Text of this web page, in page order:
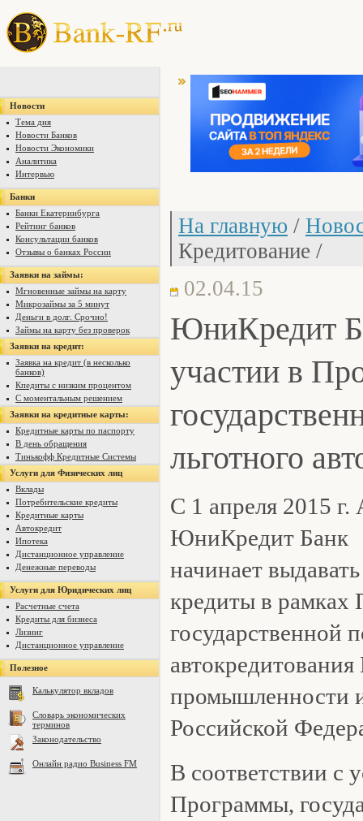
Новости
Тема дня
Новости Банков
Новости Экономики
Аналитика
Интервью
Банки
Банки Екатеринбурга
Рейтинг банков
Консультации банков
Отзывы о банках России
Заявки на займы:
Мгновенные займы на карту
Микрозаймы за 5 минут
Деньги в долг. Срочно!
Займы на карту без проверок
Заявки на кредит:
Заявка на кредит (в несколько
банков)
Кпедиты с низким процентом
С моментальным решением
Заявки на кредитные карты:
Кредитные карты по паспорту
В день обращения
Тинькофф Кредитные Системы
Услуги для Физических лиц
Вклады
Потребительские кредиты
Кредитные карты
Автокредит
Ипотека
Дистанционное управление
Денежные переводы
Услуги для Юридических лиц
Расчетные счета
Кредиты для бизнеса
Лизинг
Дистанционное управление
Полезное
Калькулятор вкладов
Словарь экономических
терминов
Законодательство
Онлайн радио Business FM
На главную /
Кредитование /
02.04.15
ЮниКредит
участии в
льготного
С 1 апреля 2015
ЮниКредит Банк
начинает выдавать
кредиты в
государственной
промышленности
Российской
В соответствии с
Программы,